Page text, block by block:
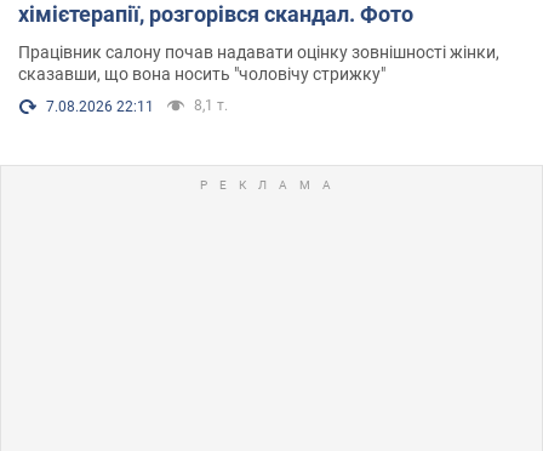
хімієтерапії, розгорівся скандал. Фото
Працівник салону почав надавати оцінку зовнішності жінки,
сказавши, що вона носить "чоловічу стрижку"
7.08.2026 22:11 8,1 т.